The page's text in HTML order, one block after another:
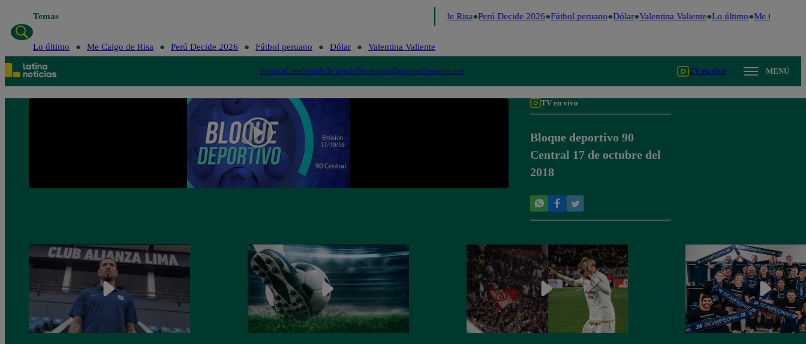
Temas Me Caigo de Risa Perú Decide 2026 Fútbol peruano Dólar Valentina Valiente Lo último Me Caigo de
Lo último Me Caigo de Risa Perú Decide 2026 Fútbol peruano Dólar Valentina Valiente
PolíticaLimaMundoTe ayudoTendenciasDeportesEspectáculos TV en vivo MENÚ
TV en vivo
Bloque deportivo 90
Central 17 de octubre del
2018